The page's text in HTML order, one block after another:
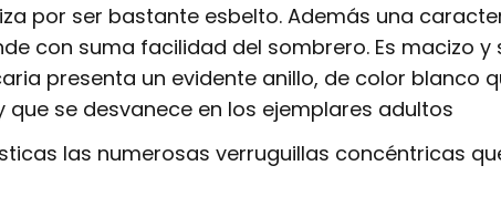
por ser bastante esbelto. Además una
con suma facilidad del sombrero. Es macizo y
presenta un evidente anillo, de color blanco
se desvanece en los ejemplares adultos
las numerosas verruguillas concéntricas